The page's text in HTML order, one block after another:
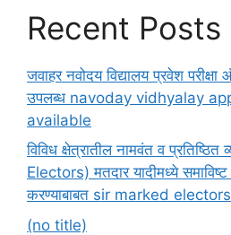
Recent Posts
जवाहर नवोदय विद्यालय प्रवेश
उपलब्ध navoday vidhyalay
available
विविध क्षेत्रातील नामवंत व
Electors) मतदार यादीमध्ये
करण्याबाबत sir marked electors
(no title)